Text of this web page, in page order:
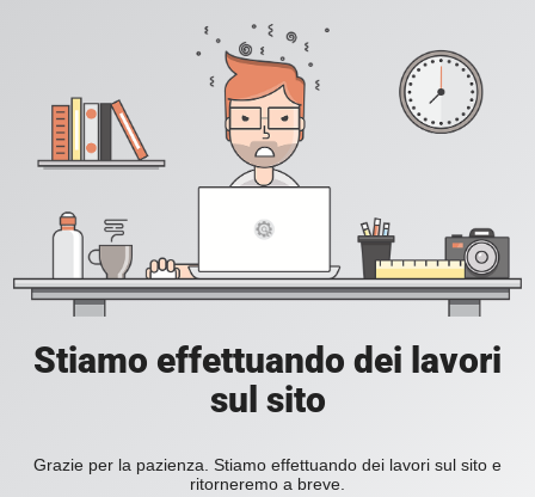
Stiamo effettuando dei lavori
sul sito
Grazie per la pazienza. Stiamo effettuando dei lavori sul sito e
ritorneremo a breve.